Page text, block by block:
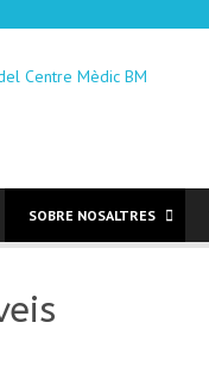
SOBRE NOSALTRES